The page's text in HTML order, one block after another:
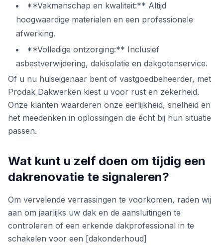
**Vakmanschap en kwaliteit:** Altijd
hoogwaardige materialen en een professionele
afwerking.
**Volledige ontzorging:** Inclusief
asbestverwijdering, dakisolatie en dakgotenservice.
Of u nu huiseigenaar bent of vastgoedbeheerder, met
Prodak Dakwerken kiest u voor rust en zekerheid.
Onze klanten waarderen onze eerlijkheid, snelheid en
het meedenken in oplossingen die écht bij hun situatie
passen.
Wat kunt u zelf doen om tijdig een
dakrenovatie te signaleren?
Om vervelende verrassingen te voorkomen, raden wij
aan om jaarlijks uw dak en de aansluitingen te
controleren of een erkende dakprofessional in te
schakelen voor een [dakonderhoud]